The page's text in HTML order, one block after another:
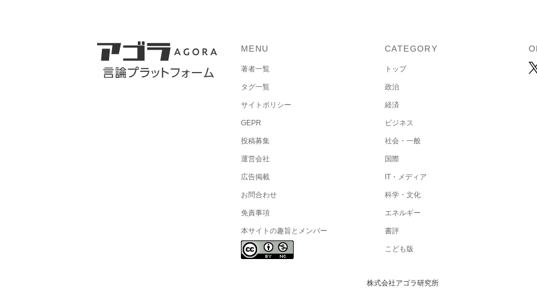
MENU
著者一覧
タグ一覧
サイトポリシー
GEPR
投稿募集
運営会社
広告掲載
お問合わせ
免責事項
本サイトの趣旨とメンバー
CATEGORY
トップ
政治
経済
ビジネス
社会・一般
国際
IT・メディア
科学・文化
エネルギー
書評
こども版
株式会社アゴラ研究所